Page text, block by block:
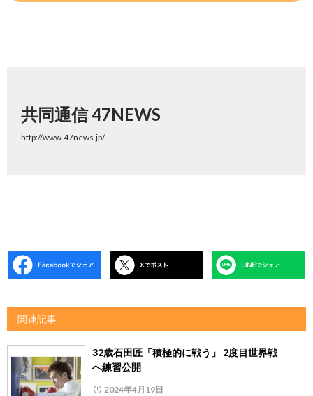
共同通信 47NEWS
http://www.47news.jp/
関連記事
32歳石田匠「積極的に戦う」 2度目世界戦
へ練習公開
2024年4月19日